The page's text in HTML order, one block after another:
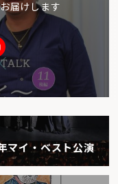
届けします
マイ・ベスト公演